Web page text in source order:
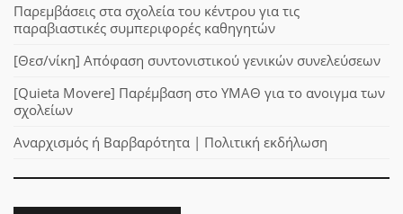
Παρεμβάσεις στα σχολεία του κέντρου για τις
παραβιαστικές συμπεριφορές καθηγητών
[Θεσ/νίκη] Απόφαση συντονιστικού γενικών συνελεύσεων
[Quieta Movere] Παρέμβαση στο ΥΜΑΘ για το ανοιγμα των
σχολείων
Αναρχισμός ή Βαρβαρότητα | Πολιτική εκδήλωση